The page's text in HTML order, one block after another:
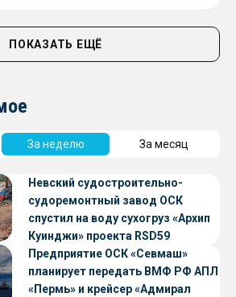
ПОКАЗАТЬ ЕЩЁ
За неделю За месяц
Невский судостроительно-
судоремонтный завод ОСК
спустил на воду сухогруз «Архип
Куинджи» проекта RSD59
Предприятие ОСК «Севмаш»
планирует передать ВМФ РФ АПЛ
«Пермь» и крейсер «Адмирал